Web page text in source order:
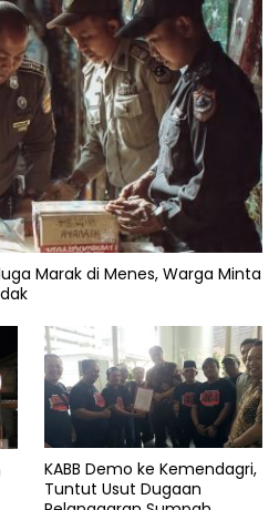
Marak di Menes, Warga Minta
KABB Demo ke Kemendagri,
Tuntut Usut Dugaan